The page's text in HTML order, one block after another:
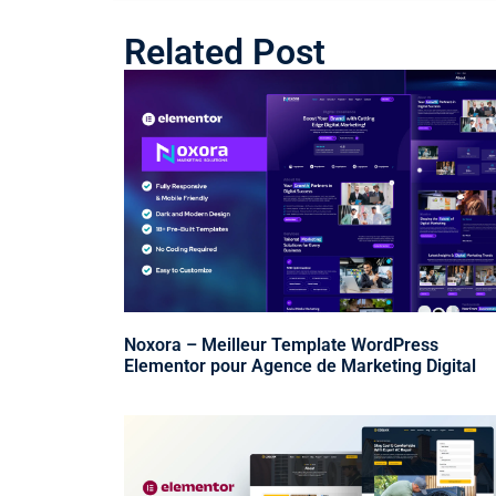
Related Post
Noxora – Meilleur Template WordPress
Elementor pour Agence de Marketing Digital